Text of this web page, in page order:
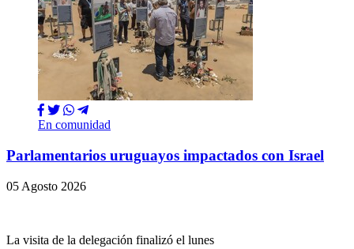
En comunidad
Parlamentarios uruguayos impactados con Israel
05 Agosto 2026
La visita de la delegación finalizó el lunes